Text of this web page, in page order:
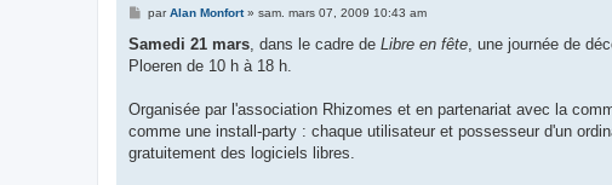
M
s
a
parAlan Monfort» sam. mars 07, 2009 10:43 am
Samedi 21 mars , dans le cadre de Libre en fête , une journée de
Ploeren de 10 h à 18 h.
Organisée par l'association Rhizomes et en partenariat avec la
comme une install-party : chaque utilisateur et possesseur d'un
gratuitement des logiciels libres.